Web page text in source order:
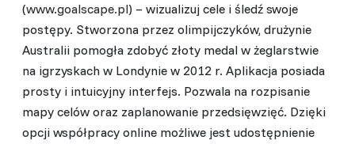
(www.goalscape.pl) – wizualizuj cele i śledź swoje
postępy. Stworzona przez olimpijczyków, drużynie
Australii pomogła zdobyć złoty medal w żeglarstwie
na igrzyskach w Londynie w 2012 r. Aplikacja posiada
prosty i intuicyjny interfejs. Pozwala na rozpisanie
mapy celów oraz zaplanowanie przedsięwzięć. Dzięki
opcji współpracy online możliwe jest udostępnienie